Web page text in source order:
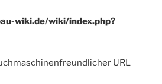
wiki.de/wiki/index.php?
URL